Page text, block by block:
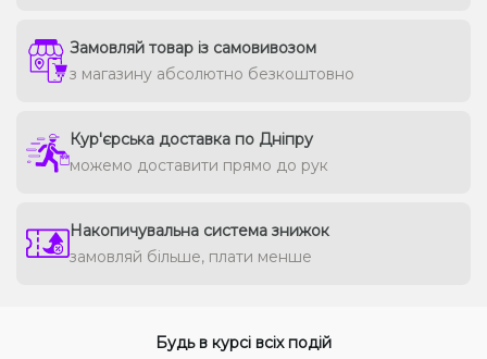
Замовляй товар із самовивозом
з магазину абсолютно безкоштовно
Кур'єрська доставка по Дніпру
можемо доставити прямо до рук
Накопичувальна система знижок
замовляй більше, плати менше
Будь в курсі всіх подій